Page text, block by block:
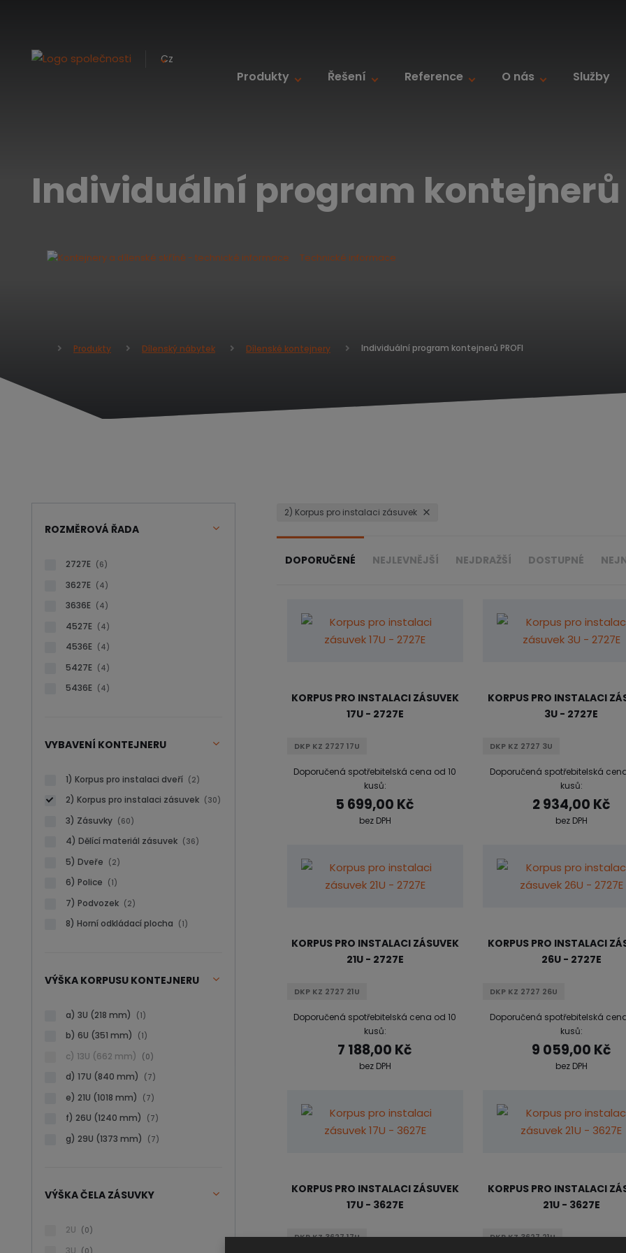
Cz
Produkty Řešení Reference O nás Služby
Individuální program kontejnerů
Technické informace
o
Produkty Dílenský nábytek Dílenské kontejnery Individuální program kontejnerů PROFI
ROZMĚROVÁ ŘADA
2727E (6)
3627E (4)
3636E (4)
4527E (4)
4536E (4)
5427E (4)
5436E (4)
VYBAVENÍ KONTEJNERU
1) Korpus pro instalaci dveří (2)
2) Korpus pro instalaci zásuvek (30)
3) Zásuvky (60)
4) Dělící materiál zásuvek (36)
5) Dveře (2)
6) Police (1)
7) Podvozek (2)
8) Horní odkládací plocha (1)
VÝŠKA KORPUSU KONTEJNERU
a) 3U (218 mm) (1)
b) 6U (351 mm) (1)
c) 13U (662 mm) (0)
d) 17U (840 mm) (7)
e) 21U (1018 mm) (7)
f) 26U (1240 mm) (7)
g) 29U (1373 mm) (7)
VÝŠKA ČELA ZÁSUVKY
2U (0)
3U
2) Korpus pro instalaci zásuvek
DOPORUČENÉ NEJLEVNĚJŠÍ NEJDRAŽŠÍ DOSTUPNÉ
KORPUS PRO INSTALACI ZÁSUVEK
17U - 2727E
DKP KZ 2727 17U
Doporučená spotřebitelská cena od 10
kusů:
5 699,00 Kč
bez DPH
KORPUS PRO INSTALACI
3U - 2727E
DKP KZ 2727 3U
Doporučená spotřebitelská
kusů:
2 934,00 Kč
bez DPH
KORPUS PRO INSTALACI ZÁSUVEK
21U - 2727E
DKP KZ 2727 21U
Doporučená spotřebitelská cena od 10
kusů:
7 188,00 Kč
bez DPH
KORPUS PRO INSTALACI
26U - 2727E
DKP KZ 2727 26U
Doporučená spotřebitelská
kusů:
9 059,00 Kč
bez DPH
KORPUS PRO INSTALACI ZÁSUVEK
17U - 3627E
DKP KZ 3627 17U
KORPUS PRO INSTALACI
21U - 3627E
DKP KZ 3627 21U